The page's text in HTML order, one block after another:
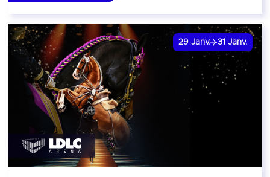
29 Janv. 31 Janv.